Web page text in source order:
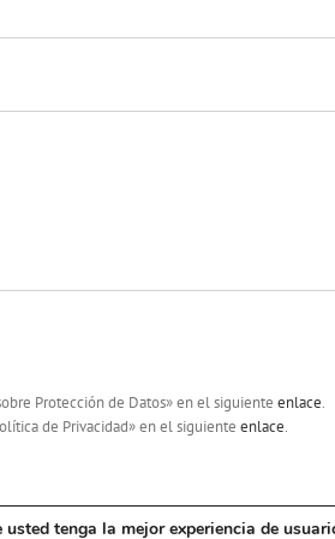
Protección de Datos» en el siguiente enlace.
de Privacidad» en el siguiente enlace.
tenga la mejor experiencia de